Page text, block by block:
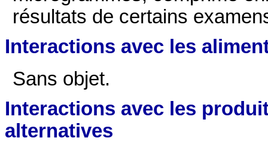
résultats de certains
Interactions avec les
Sans objet.
Interactions avec les
alternatives